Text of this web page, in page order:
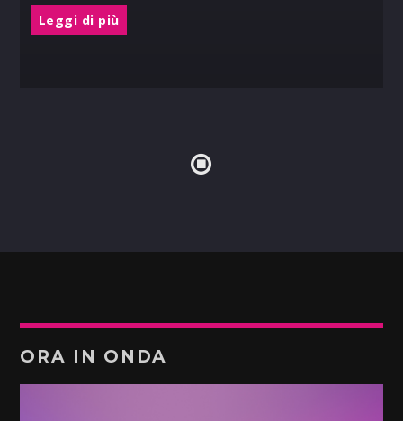
Leggi di più
ORA IN ONDA